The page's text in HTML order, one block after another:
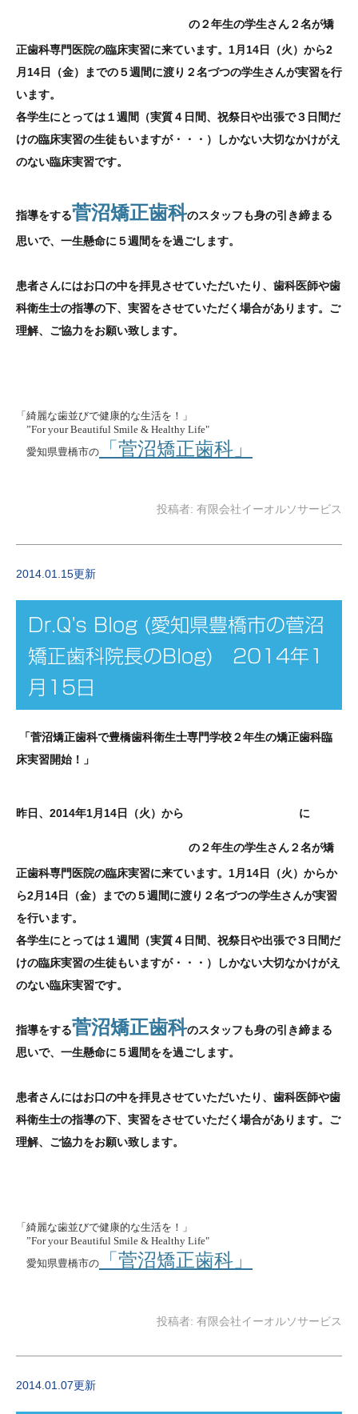
の２年生の学生さん２名が矯
正歯科専門医院の臨床実習に来ています。 1月14日（火） から2
月14日（金）までの５週間に渡り２名づつの学生さんが実習を行
います。
各学生にとっては１週間（実質４日間、祝祭日や出張で３日間だ
けの臨床実習の生徒もいますが・・・）しかない大切なかけがえ
のない臨床実習です。
指導をする菅沼矯正歯科のスタッフも身の引き締まる
思いで、一生懸命に５週間をを過ごします。
患者さんにはお口の中を拝見させていただいたり、歯科医師や歯
科衛生士の指導の下、実習をさせていただく場合があります。ご
理解、ご協力をお願い致します。
「綺麗な歯並びで健康的な生活を！」
”For your Beautiful Smile & Healthy Life"
愛知県豊橋市の
「菅沼矯正歯科」
投稿者: 有限会社イーオルソサービス
2014.01.15更新
Dr.Q's Blog (愛知県豊橋市の菅沼
矯正歯科院長のBlog) 2014年1
月15日
「菅沼矯正歯科で豊橋歯科衛生士専門学校２年生の矯正歯科臨
床実習開始！」
昨日、2014年1月14日（火）から に
の２年生の学生さん２名が矯
正歯科専門医院の臨床実習に来ています。 1月14日（火）からか
ら2月14日（金）までの５週間に渡り２名づつの学生さんが実習
を行います。
各学生にとっては１週間（実質４日間、祝祭日や出張で３日間だ
けの臨床実習の生徒もいますが・・・）しかない大切なかけがえ
のない臨床実習です。
指導をする菅沼矯正歯科のスタッフも身の引き締まる
思いで、一生懸命に５週間をを過ごします。
患者さんにはお口の中を拝見させていただいたり、歯科医師や歯
科衛生士の指導の下、実習をさせていただく場合があります。ご
理解、ご協力をお願い致します。
「綺麗な歯並びで健康的な生活を！」
”For your Beautiful Smile & Healthy Life"
愛知県豊橋市の
「菅沼矯正歯科」
投稿者: 有限会社イーオルソサービス
2014.01.07更新